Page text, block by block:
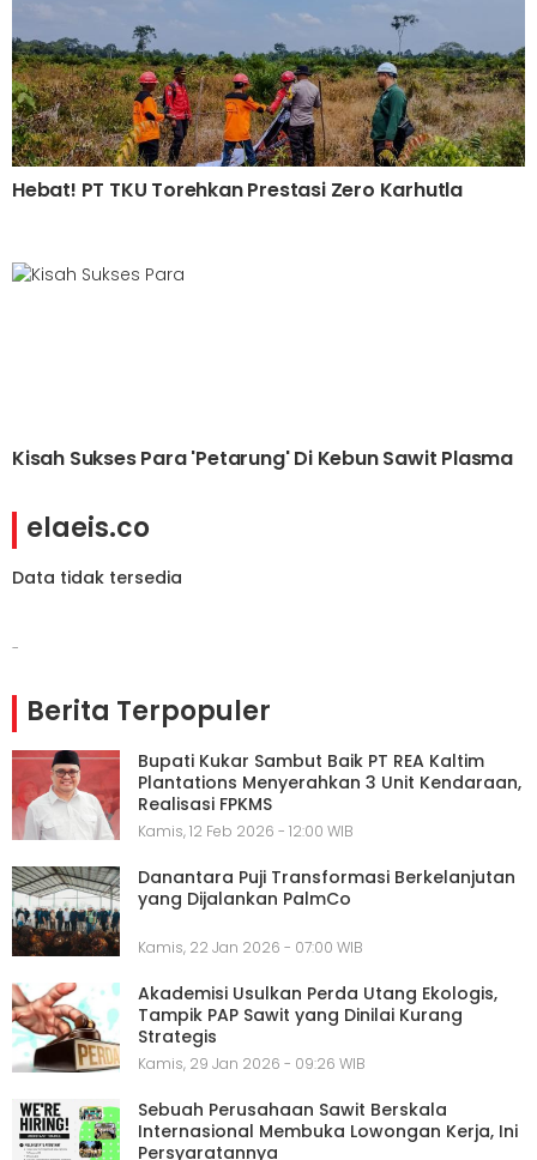
Hebat! PT TKU Torehkan Prestasi Zero Karhutla
Kisah Sukses Para 'Petarung' Di Kebun Sawit Plasma
elaeis.co
Data tidak tersedia
-
Berita Terpopuler
Bupati Kukar Sambut Baik PT REA Kaltim
Plantations Menyerahkan 3 Unit Kendaraan,
Realisasi FPKMS
Kamis, 12 Feb 2026 - 12:00 WIB
Danantara Puji Transformasi Berkelanjutan
yang Dijalankan PalmCo
Kamis, 22 Jan 2026 - 07:00 WIB
Akademisi Usulkan Perda Utang Ekologis,
Tampik PAP Sawit yang Dinilai Kurang
Strategis
Kamis, 29 Jan 2026 - 09:26 WIB
Sebuah Perusahaan Sawit Berskala
Internasional Membuka Lowongan Kerja, Ini
Persyaratannya